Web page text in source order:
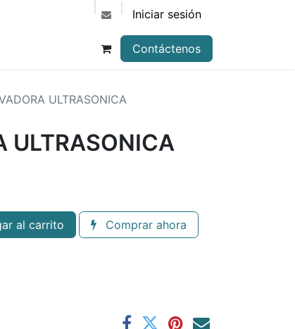
Iniciar sesión
Contáctenos
ULTRASONICA
ULTRASONICA
al carrito Comprar ahora